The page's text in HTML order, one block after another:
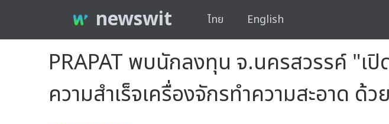
newswit ไทย English
PRAPAT พบนักลงทุน จ.นครสวรรค์ "เ
ความสำเร็จเครื่องจักรทำความสะอาด ด้